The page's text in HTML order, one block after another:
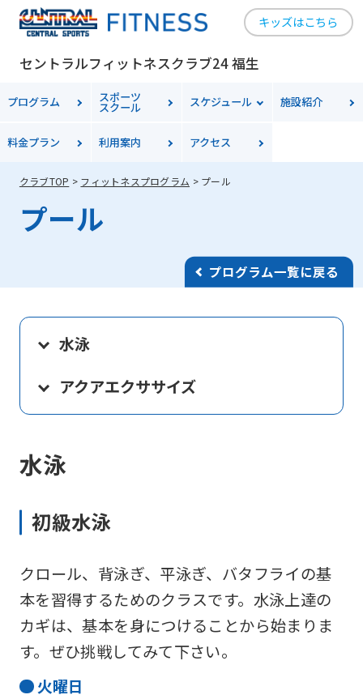
キッズはこちら
セントラルフィットネスクラブ24 福生
プログラム スポーツ
スクール スケジュール 施設紹介
料金プラン 利用案内 アクセス
クラブTOP フィットネスプログラム プール
プール
プログラム一覧に戻る
水泳
アクアエクササイズ
水泳
初級水泳
クロール、背泳ぎ、平泳ぎ、バタフライの基
本を習得するためのクラスです。水泳上達の
カギは、基本を身につけることから始まりま
す。ぜひ挑戦してみて下さい。
火曜日